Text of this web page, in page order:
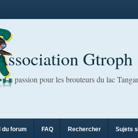
Gtroph
La passion pour les brouteurs du lac
du forum FAQ Rechercher Sujets